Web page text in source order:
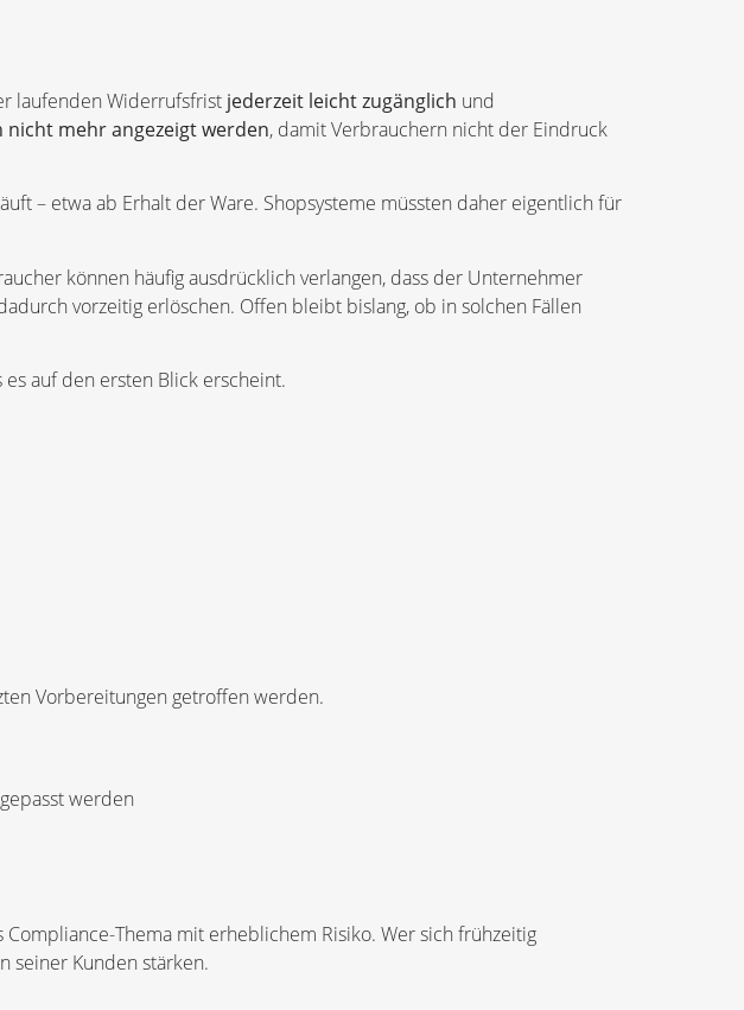
laufenden Widerrufsfrist jederzeit leicht zugänglich und
nicht mehr angezeigt werden, damit Verbrauchern nicht der Eindruck
– etwa ab Erhalt der Ware. Shopsysteme müssten daher eigentlich für
können häufig ausdrücklich verlangen, dass der Unternehmer
vorzeitig erlöschen. Offen bleibt bislang, ob in solchen Fällen
auf den ersten Blick erscheint.
Vorbereitungen getroffen werden.
werden
Thema mit erheblichem Risiko. Wer sich frühzeitig
seiner Kunden stärken.